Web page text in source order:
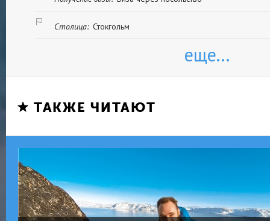
Столица: Стокгольм
еще...
ТАКЖЕ ЧИТАЮТ